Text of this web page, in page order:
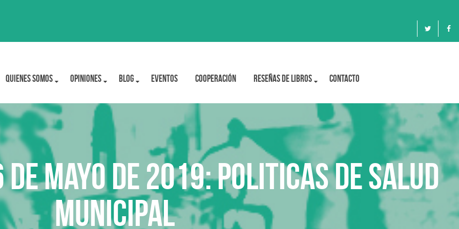
Quienes Somos OPINIONES BLOG Eventos Cooperación Reseñas de libros Contacto
mayo de 2019: Politicas de salud
municipal